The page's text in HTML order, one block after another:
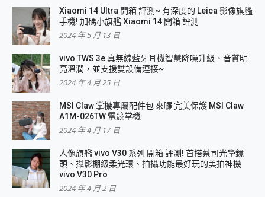
Xiaomi 14 Ultra 開箱 評測~ 有深度的 Leica 影像旗艦
手機! 加碼小旗艦 Xiaomi 14 開箱 評測
2024 年 5 月 13 日
vivo TWS 3e 真無線藍牙耳機智慧降噪升級、音質明
亮溫潤，並支援雙設備連接~
2024 年 4 月 25 日
MSI Claw 掌機專屬配件包 來囉 完美保護 MSI Claw
A1M-026TW 電競掌機
2024 年 4 月 17 日
人像旗艦 vivo V30 系列 開箱 評測! 首搭蔡司光學鏡
頭、攝影棚級柔光環、拍攝功能最好玩的美拍神機
vivo V30 Pro
2024 年 4 月 2 日